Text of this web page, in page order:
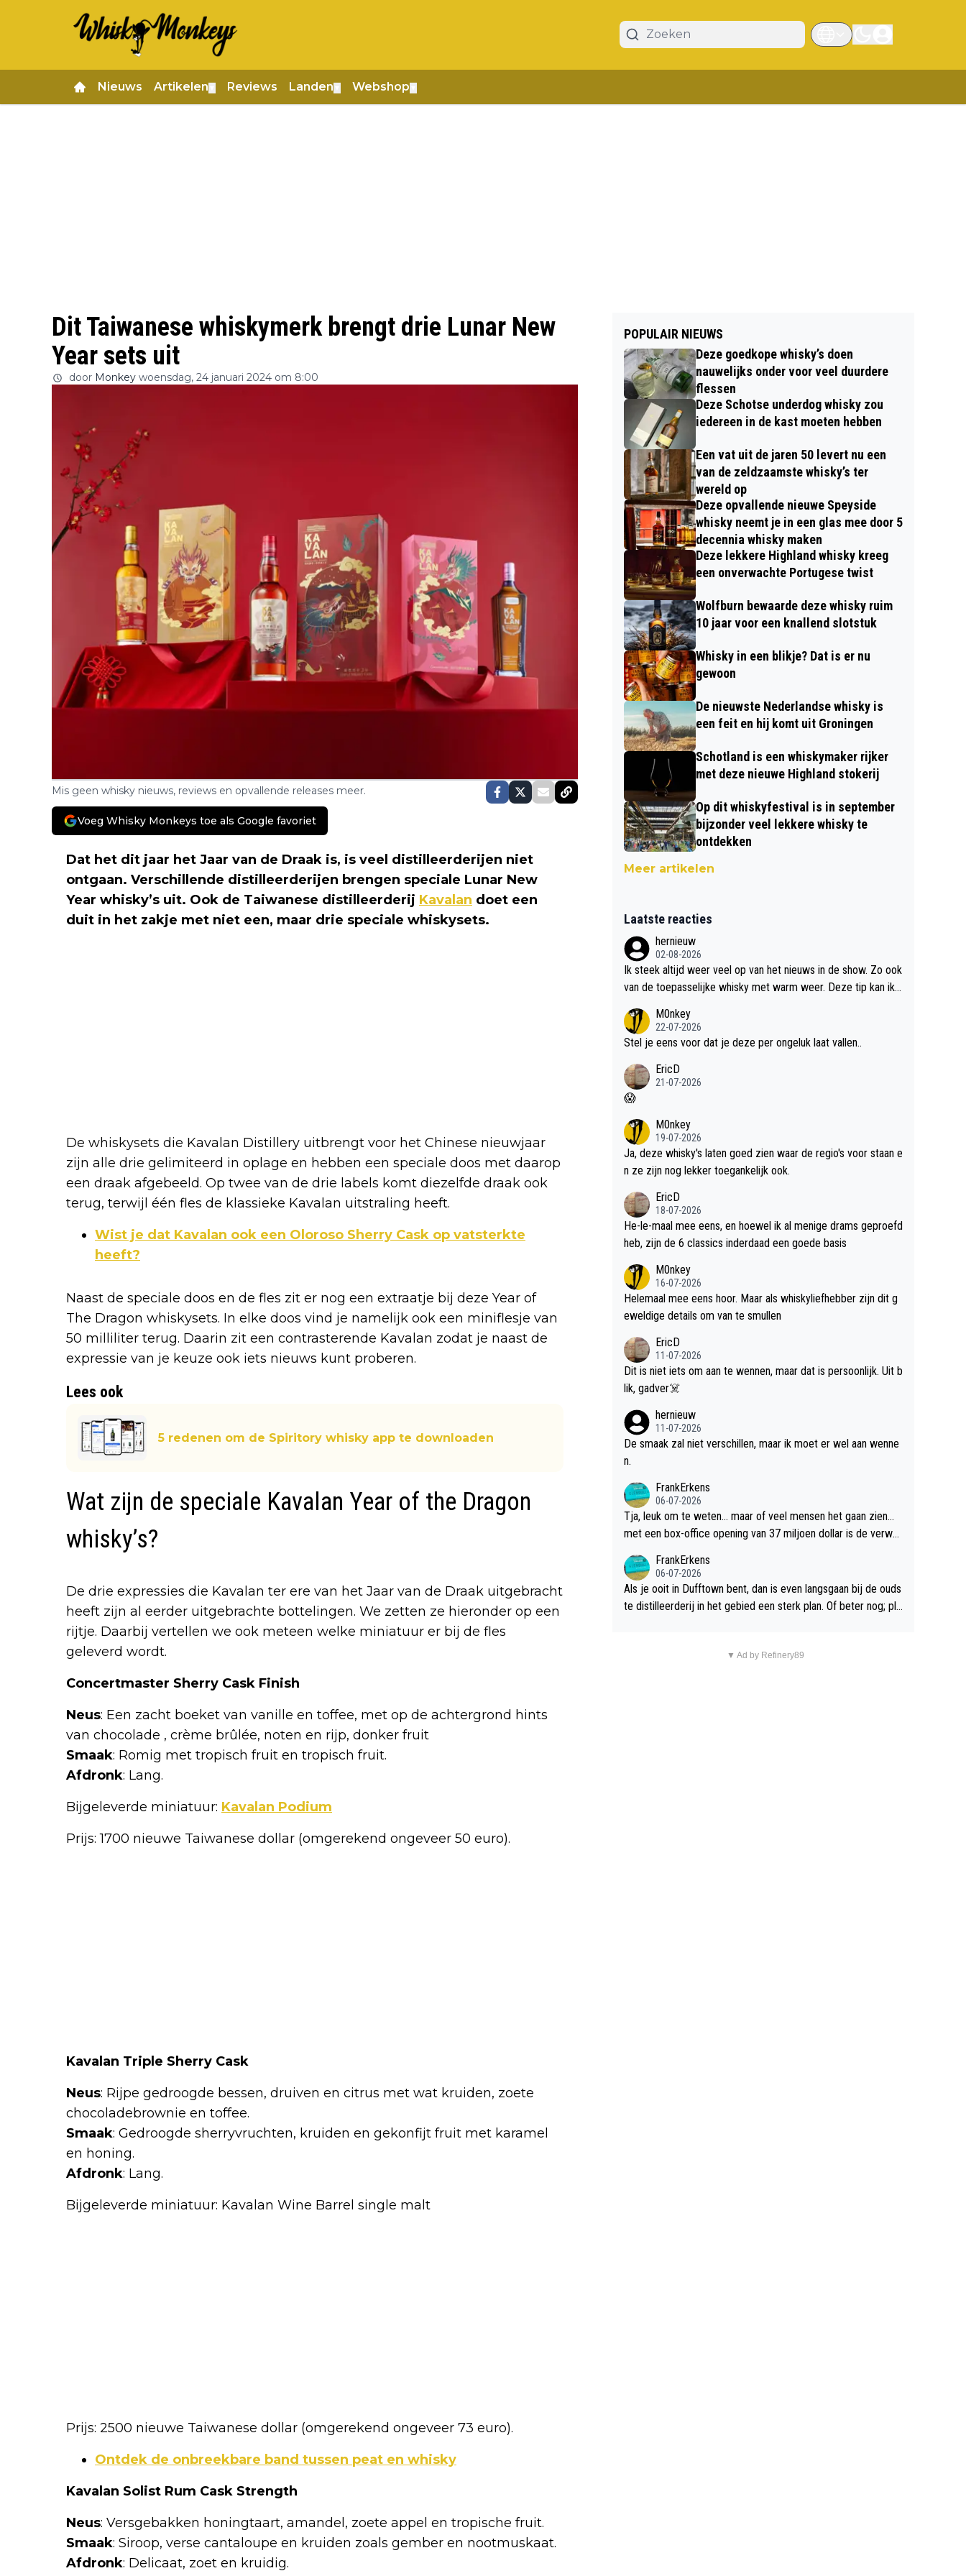
Nieuws Artikelen Reviews Landen Webshop
Dit Taiwanese whiskymerk brengt drie Lunar New
Year sets uit
door Monkey woensdag, 24 januari 2024 om 8:00
Mis geen whisky nieuws, reviews en opvallende releases meer.
Voeg Whisky Monkeys toe als Google favoriet
Dat het dit jaar het Jaar van de Draak is, is veel distilleerderijen niet
ontgaan. Verschillende distilleerderijen brengen speciale Lunar New
Year whisky’s uit. Ook de Taiwanese distilleerderij Kavalan doet een
duit in het zakje met niet een, maar drie speciale whiskysets.
De whiskysets die Kavalan Distillery uitbrengt voor het Chinese nieuwjaar
zijn alle drie gelimiteerd in oplage en hebben een speciale doos met daarop
een draak afgebeeld. Op twee van de drie labels komt diezelfde draak ook
terug, terwijl één fles de klassieke Kavalan uitstraling heeft.
Wist je dat Kavalan ook een Oloroso Sherry Cask op vatsterkte
heeft?
Naast de speciale doos en de fles zit er nog een extraatje bij deze Year of
The Dragon whiskysets. In elke doos vind je namelijk ook een miniflesje van
50 milliliter terug. Daarin zit een contrasterende Kavalan zodat je naast de
expressie van je keuze ook iets nieuws kunt proberen.
Lees ook
5 redenen om de Spiritory whisky app te downloaden
Wat zijn de speciale Kavalan Year of the Dragon
whisky’s?
De drie expressies die Kavalan ter ere van het Jaar van de Draak uitgebracht
heeft zijn al eerder uitgebrachte bottelingen. We zetten ze hieronder op een
rijtje. Daarbij vertellen we ook meteen welke miniatuur er bij de fles
geleverd wordt.
Concertmaster Sherry Cask Finish
Neus: Een zacht boeket van vanille en toffee, met op de achtergrond hints
van chocolade , crème brûlée, noten en rijp, donker fruit
Smaak: Romig met tropisch fruit en tropisch fruit.
Afdronk: Lang.
Bijgeleverde miniatuur: Kavalan Podium
Prijs: 1700 nieuwe Taiwanese dollar (omgerekend ongeveer 50 euro).
Kavalan Triple Sherry Cask
Neus: Rijpe gedroogde bessen, druiven en citrus met wat kruiden, zoete
chocoladebrownie en toffee.
Smaak: Gedroogde sherryvruchten, kruiden en gekonfijt fruit met karamel
en honing.
Afdronk: Lang.
Bijgeleverde miniatuur: Kavalan Wine Barrel single malt
Prijs: 2500 nieuwe Taiwanese dollar (omgerekend ongeveer 73 euro).
Ontdek de onbreekbare band tussen peat en whisky
Kavalan Solist Rum Cask Strength
Neus: Versgebakken honingtaart, amandel, zoete appel en tropische fruit.
Smaak: Siroop, verse cantaloupe en kruiden zoals gember en nootmuskaat.
Afdronk: Delicaat, zoet en kruidig.
POPULAIR NIEUWS
Deze goedkope whisky’s doen
nauwelijks onder voor veel duurdere
flessen
Deze Schotse underdog whisky zou
iedereen in de kast moeten hebben
Een vat uit de jaren 50 levert nu een
van de zeldzaamste whisky’s ter
wereld op
Deze opvallende nieuwe Speyside
whisky neemt je in een glas mee door 5
decennia whisky maken
Deze lekkere Highland whisky kreeg
een onverwachte Portugese twist
Wolfburn bewaarde deze whisky ruim
10 jaar voor een knallend slotstuk
Whisky in een blikje? Dat is er nu
gewoon
De nieuwste Nederlandse whisky is
een feit en hij komt uit Groningen
Schotland is een whiskymaker rijker
met deze nieuwe Highland stokerij
Op dit whiskyfestival is in september
bijzonder veel lekkere whisky te
ontdekken
Meer artikelen
Laatste reacties
hernieuw
02-08-2026
Ik steek altijd weer veel op van het nieuws in de show. Zo ook
van de toepasselijke whisky met warm weer. Deze tip kan ik
M0nkey
22-07-2026
Stel je eens voor dat je deze per ongeluk laat vallen..
EricD
21-07-2026
😱
M0nkey
19-07-2026
Ja, deze whisky's laten goed zien waar de regio's voor staan e
n ze zijn nog lekker toegankelijk ook.
EricD
18-07-2026
He-le-maal mee eens, en hoewel ik al menige drams geproefd
heb, zijn de 6 classics inderdaad een goede basis
M0nkey
16-07-2026
Helemaal mee eens hoor. Maar als whiskyliefhebber zijn dit g
eweldige details om van te smullen
EricD
11-07-2026
Dit is niet iets om aan te wennen, maar dat is persoonlijk. Uit b
lik, gadver☠️
hernieuw
11-07-2026
De smaak zal niet verschillen, maar ik moet er wel aan wenne
n.
FrankErkens
06-07-2026
Tja, leuk om te weten... maar of veel mensen het gaan zien...
met een box-office opening van 37 miljoen dollar is de verwa
FrankErkens
06-07-2026
Als je ooit in Dufftown bent, dan is even langsgaan bij de ouds
te distilleerderij in het gebied een sterk plan. Of beter nog; pla
▼ Ad by Refinery89